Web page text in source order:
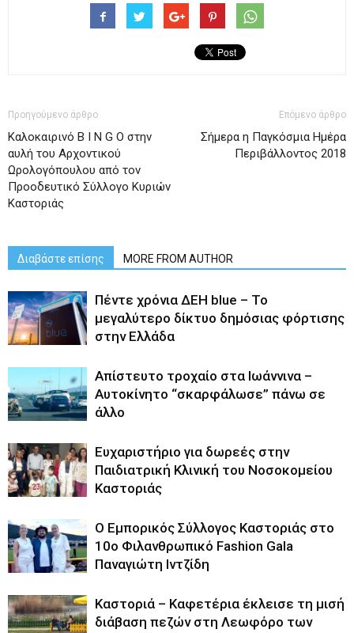
Προηγούμενο άρθρο
Καλοκαιρινό B I N G O στην
αυλή του Αρχοντικού
Ωρολογόπουλου από τον
Προοδευτικό Σύλλογο Κυριών
Καστοριάς
Επόμενο άρθρο
Σήμερα η Παγκόσμια Ημέρα
Περιβάλλοντος 2018
Διαβάστε επίσης MORE FROM AUTHOR
Πέντε χρόνια ΔΕΗ blue – Το
μεγαλύτερο δίκτυο δημόσιας φόρτισης
στην Ελλάδα
Απίστευτο τροχαίο στα Ιωάννινα –
Αυτοκίνητο “σκαρφάλωσε” πάνω σε
άλλο
Ευχαριστήριο για δωρεές στην
Παιδιατρική Κλινική του Νοσοκομείου
Καστοριάς
Ο Εμπορικός Σύλλογος Καστοριάς στο
10ο Φιλανθρωπικό Fashion Gala
Παναγιώτη Ιντζίδη
Καστοριά – Καφετέρια έκλεισε τη μισή
διάβαση πεζών στη Λεωφόρο των